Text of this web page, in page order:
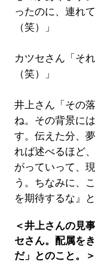
ったのに、連れ
（笑）」
カツセさん「そ
（笑）」
井上さん「その
ね。その背景に
す。伝えた分、
れば述べるほど
がっていって、
う。ちなみに、
を期待するな』
＜井上さんの見
セさん。配属を
だ」とのこと。＞